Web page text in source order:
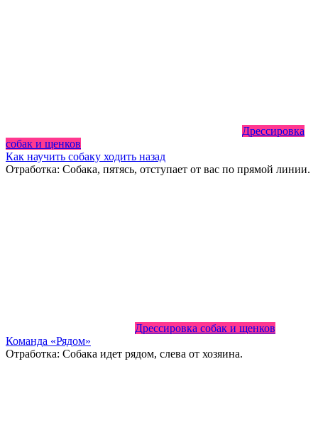
Дрессировка
собак и щенков
Как научить собаку ходить назад
Отработка: Собака, пятясь, отступает от вас по прямой линии.
Дрессировка собак и щенков
Команда «Рядом»
Отработка: Собака идет рядом, слева от хозяина.